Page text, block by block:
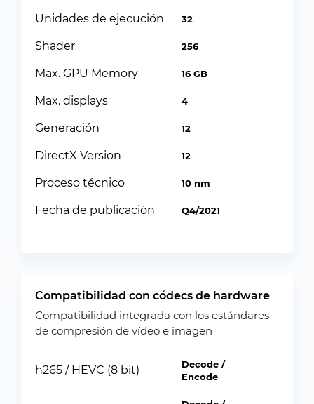
Unidades de ejecución 32
Shader 256
Max. GPU Memory 16 GB
Max. displays 4
Generación 12
DirectX Version 12
Proceso técnico 10 nm
Fecha de publicación Q4/2021
Compatibilidad con códecs de hardware
Compatibilidad integrada con los estándares
de compresión de vídeo e imagen
h265 / HEVC (8 bit)
Decode /
Encode